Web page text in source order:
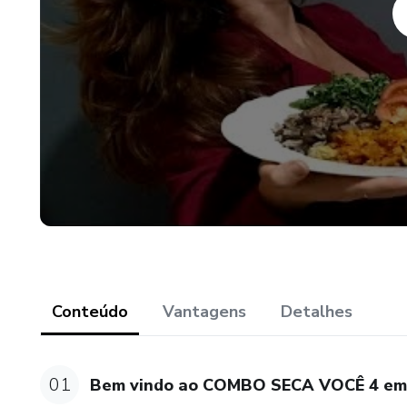
Conteúdo Vantagens Detalhes
01 Bem vindo ao COMBO SECA VOCÊ 4